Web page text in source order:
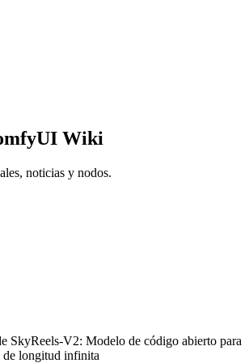
Wiki
noticias y nodos.
SkyReels-V2: Modelo de código abierto para
de longitud infinita